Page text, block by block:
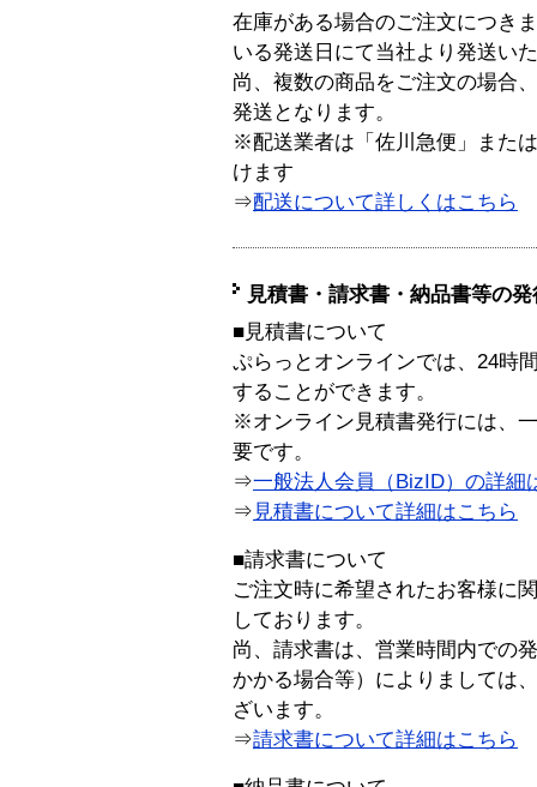
在庫がある場合のご注文につき
いる発送日にて当社より発送い
尚、複数の商品をご注文の場合
発送となります。
※配送業者は「佐川急便」また
けます
⇒配送について詳しくはこちら
見積書・請求書・納品書等の
■見積書について
ぷらっとオンラインでは、24時
することができます。
※オンライン見積書発行には、
要です。
⇒一般法人会員（BizID）の詳細
⇒ 見積書について詳細はこちら
■請求書について
ご注文時に希望されたお客様に
しております。
尚、請求書は、営業時間内での
かかる場合等）によりましては
ざいます。
⇒請求書について詳細はこちら